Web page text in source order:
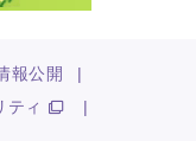
報公開
|
ティ |